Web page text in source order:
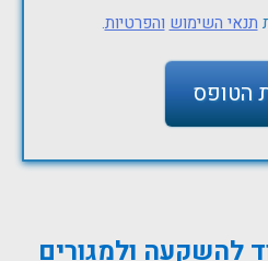
תנאי השימוש והפרטיות.
להשקעה ולמגורים